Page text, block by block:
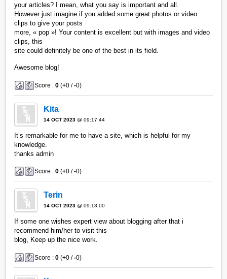
your articles? I mean, what you say is important and all.
However just imagine if you added some great photos or video
clips to give your posts
more, « pop »! Your content is excellent but with images and video
clips, this
site could definitely be one of the best in its field.
Awesome blog!
Score :0 (+0 /-0)
Kita
14 OCT 2023 @ 09:17:44
It’s remarkable for me to have a site, which is helpful for my
knowledge.
thanks admin
Score :0 (+0 /-0)
Terin
14 OCT 2023 @ 09:18:00
If some one wishes expert view about blogging after that i
recommend him/her to visit this
blog, Keep up the nice work.
Score :0 (+0 /-0)